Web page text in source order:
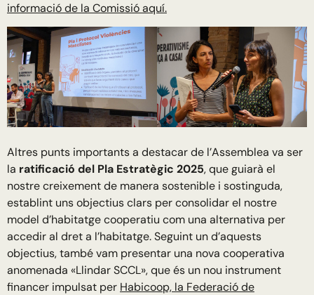
informació de la Comissió aquí.
Altres punts importants a destacar de l’Assemblea va ser
la ratificació del Pla Estratègic 2025, que guiarà el
nostre creixement de manera sostenible i sostinguda,
establint uns objectius clars per consolidar el nostre
model d’habitatge cooperatiu com una alternativa per
accedir al dret a l’habitatge. Seguint un d’aquests
objectius, també vam presentar una nova cooperativa
anomenada «Llindar SCCL», que és un nou instrument
financer impulsat per Habicoop, la Federació de